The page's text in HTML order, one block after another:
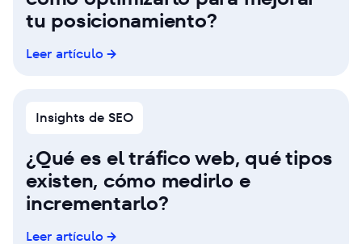
tu posicionamiento?
Leer artículo
Insights de SEO
¿Qué es el tráfico web, qué tipos
existen, cómo medirlo e
incrementarlo?
Leer artículo